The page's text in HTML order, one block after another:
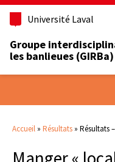
Université Laval
Groupe
les banlieues (GIRBa)
Accueil » Résultats » Résultats